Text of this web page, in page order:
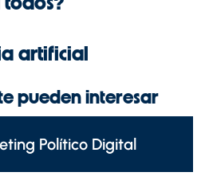
artificial
pueden interesar
Político Digital